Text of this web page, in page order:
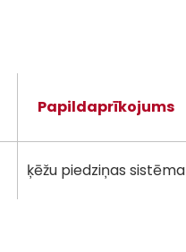
Papildaprīkojums
ķēžu piedziņas sistēma